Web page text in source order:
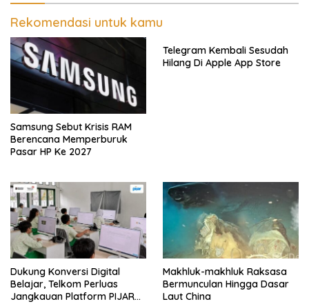
Rekomendasi untuk kamu
Samsung Sebut Krisis RAM
Berencana Memperburuk
Pasar HP Ke 2027
Telegram Kembali Sesudah
Hilang Di Apple App Store
Dukung Konversi Digital
Belajar, Telkom Perluas
Jangkauan Platform PIJAR
Makhluk-makhluk Raksasa
Bermunculan Hingga Dasar
Laut China